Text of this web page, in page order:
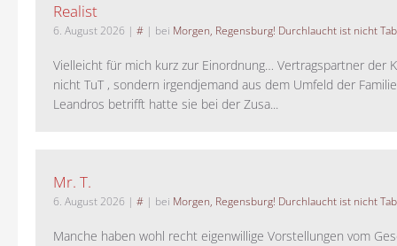
Realist
6. August 2026 | # | bei Morgen, Regensburg! Durchlaucht ist nicht
Vielleicht für mich kurz zur Einordnung… Vertragspartner der
nicht TuT , sondern irgendjemand aus dem Umfeld der
Leandros betrifft hatte sie bei der Zusa...
Mr. T.
6. August 2026 | # | bei Morgen, Regensburg! Durchlaucht ist nicht
Manche haben wohl recht eigenwillige Vorstellungen vom